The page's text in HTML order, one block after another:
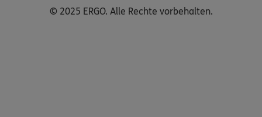
© 2025 ERGO. Alle Rechte vorbehalten.